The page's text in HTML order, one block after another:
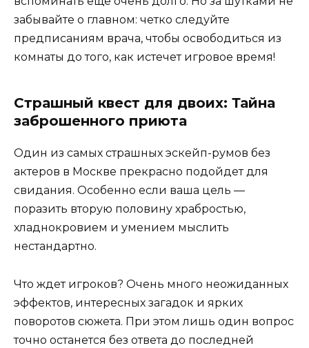
забывайте о главном: четко следуйте
предписаниям врача, чтобы освободиться из
комнаты до того, как истечет игровое время!
Страшный квест для двоих: Тайна
заброшенного приюта
Один из самых страшных эскейп-румов без
актеров в Москве прекрасно подойдет для
свидания. Особенно если ваша цель —
поразить вторую половину храбростью,
хладнокровием и умением мыслить
нестандартно.
Что ждет игроков? Очень много неожиданных
эффектов, интересных загадок и ярких
поворотов сюжета. При этом лишь один вопрос
точно останется без ответа до последней